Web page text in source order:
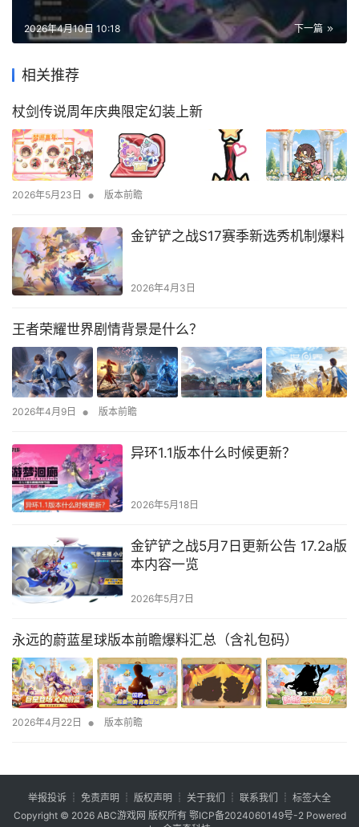
下一篇
2026年4月10日 10:18
相关推荐
杖剑传说周年庆典限定幻装上新
2026年5月23日 • 版本前瞻
金铲铲之战S17赛季新选秀机制爆料
2026年4月3日
王者荣耀世界剧情背景是什么？
2026年4月9日 • 版本前瞻
异环1.1版本什么时候更新？
2026年5月18日
金铲铲之战5月7日更新公告 17.2a版
本内容一览
2026年5月7日
永远的蔚蓝星球版本前瞻爆料汇总（含礼包码）
2026年4月22日 • 版本前瞻
举报投诉 ┊ 免责声明 ┊ 版权声明 ┊ 关于我们 ┊ 联系我们 ┊ 标签大全
Copyright © 2026 ABC游戏网 版权所有 鄂ICP备2024060149号-2Powered